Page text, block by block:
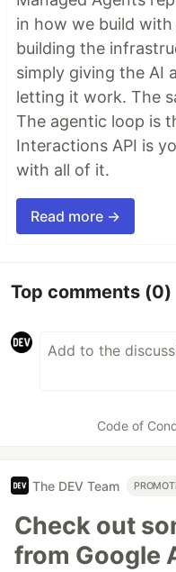
in how we build with
building the
simply giving the AI
letting it work. The
The agentic loop is
Interactions API is
with all of it.
Read more →
Top comments (0)
Code of
The DEV Team
Check out
from Google